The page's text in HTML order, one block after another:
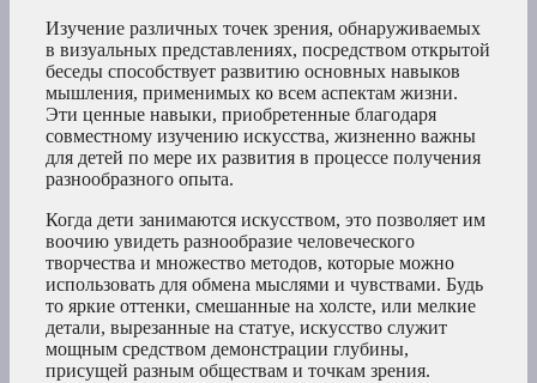
Изучение различных точек зрения, обнаруживаемых
в визуальных представлениях, посредством открытой
беседы способствует развитию основных навыков
мышления, применимых ко всем аспектам жизни.
Эти ценные навыки, приобретенные благодаря
совместному изучению искусства, жизненно важны
для детей по мере их развития в процессе получения
разнообразного опыта.
Когда дети занимаются искусством, это позволяет им
воочию увидеть разнообразие человеческого
творчества и множество методов, которые можно
использовать для обмена мыслями и чувствами. Будь
то яркие оттенки, смешанные на холсте, или мелкие
детали, вырезанные на статуе, искусство служит
мощным средством демонстрации глубины,
присущей разным обществам и точкам зрения.